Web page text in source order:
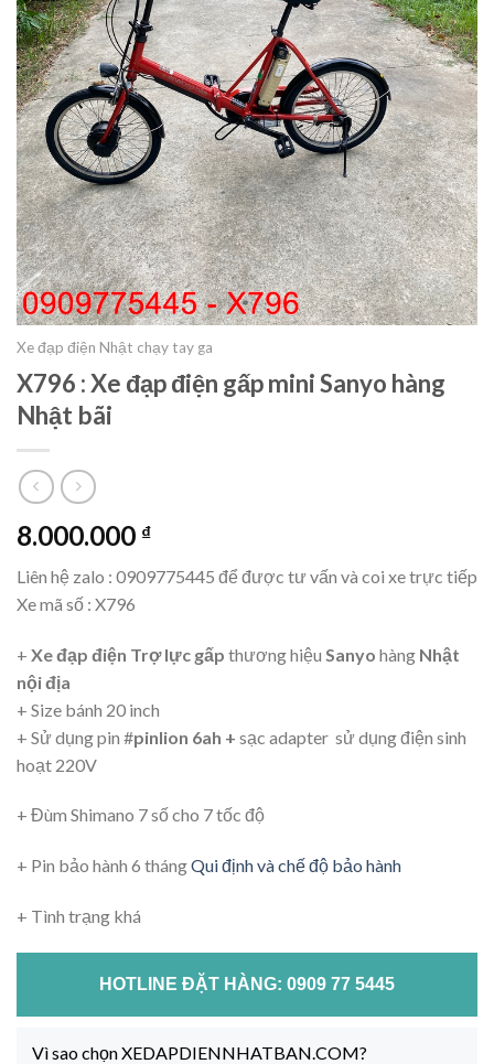
Xe đạp điện Nhật chạy tay ga
X796 : Xe đạp điện gấp mini Sanyo hàng
Nhật bãi
8.000.000 ₫
Liên hệ zalo : 0909775445 để được tư vấn và coi xe trực tiếp
Xe mã số : X796
+ Xe đạp điện Trợ lực gấp thương hiệu Sanyo hàng Nhật
nội địa
+ Size bánh 20 inch
+ Sử dụng pin #pinlion 6ah + sạc adapter sử dụng điện sinh
hoạt 220V
+ Đùm Shimano 7 số cho 7 tốc độ
+ Pin bảo hành 6 thángQui định và chế độ bảo hành
+ Tình trạng khá
HOTLINE ĐẶT HÀNG: 0909 77 5445
Vì sao chọn XEDAPDIENNHATBAN.COM?